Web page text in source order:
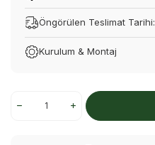
Öngörülen Teslimat Tarihi:
Kurulum & Montaj